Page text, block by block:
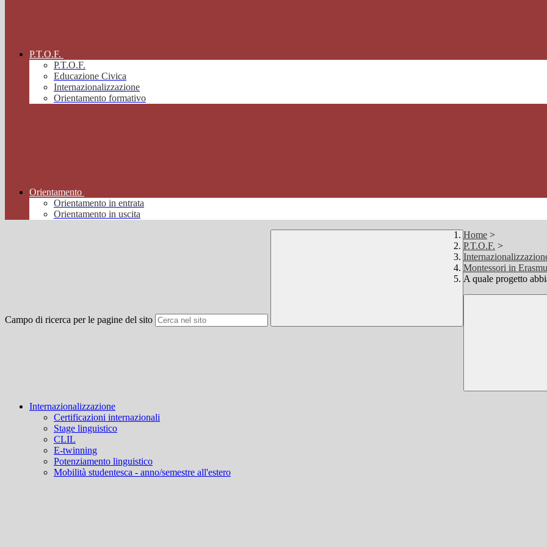
P.T.O.F.
P.T.O.F.
Educazione Civica
Internazionalizzazione
Orientamento formativo
Orientamento
Orientamento in entrata
Orientamento in uscita
Campo di ricerca per le pagine del sito
Home >
P.T.O.F. >
Montessori in
A quale progetto
Internazionalizzazione
Certificazioni internazionali
Stage linguistico
CLIL
E-twinning
Potenziamento linguistico
Mobilità studentesca - anno/semestre all'estero